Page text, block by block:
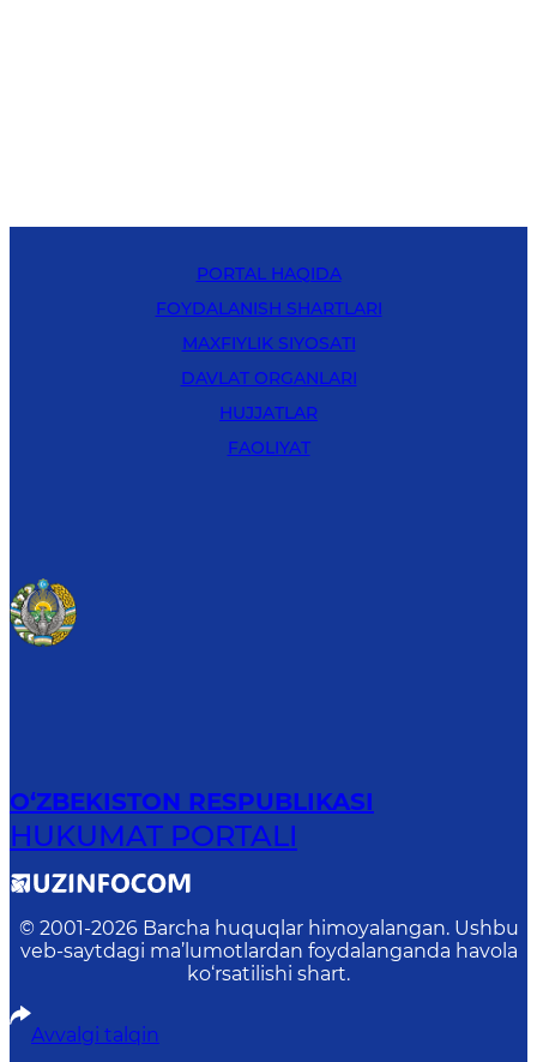
PORTAL HAQIDA
FOYDALANISH SHARTLARI
MAXFIYLIK SIYOSATI
DAVLAT ORGANLARI
HUJJATLAR
FAOLIYAT
O‘ZBEKISTON RESPUBLIKASI
HUKUMAT PORTALI
© 2001-2026 Barcha huquqlar himoyalangan. Ushbu
veb-saytdagi ma’lumotlardan foydalanganda havola
ko‘rsatilishi shart.
Avvalgi talqin